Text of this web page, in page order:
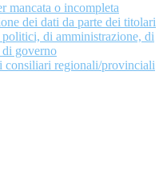
mancata o incompleta
dei dati da parte dei titolari
di amministrazione, di
governo
consiliari regionali/provinciali